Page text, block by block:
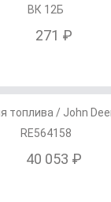
ВК 12Б
271 ₽
топлива / John
RE564158
40 053 ₽